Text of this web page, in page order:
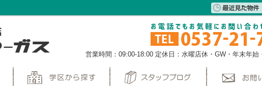
営業時間：09:00-18:00 定休日：水曜店休・GW・年末年始